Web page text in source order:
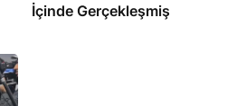
İçinde Gerçekleşmiş